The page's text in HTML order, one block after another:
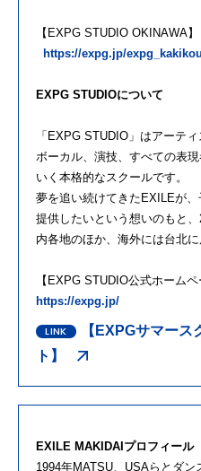
【EXPG STUDIO OKINAWA】
https://expg.jp/
EXPG STUDIOについて
「EXPG STUDIO」はアーテ
ボーカル、演技、すべての表
いく本格的なスクールです。
夢を追い続けてきたEXILEが
提供したいという想いのもと
内各地のほか、海外には台北に
【EXPG STUDIO公式ホームペ
https://expg.jp/
【EXPGサマー
ト】
EXILE MAKIDAIプロフィール
1994年MATSU、USAらとダ